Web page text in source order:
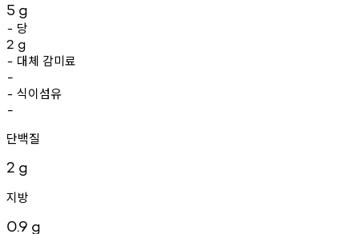
5 g
- 당
2 g
- 대체 감미료
-
- 식이섬유
-
단백질
2 g
지방
0.9 g